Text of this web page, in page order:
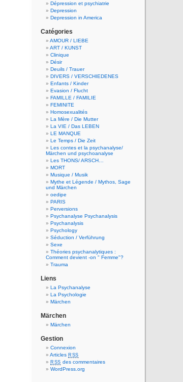
Dépression et psychiatrie
Depression
Depression in America
Catégories
AMOUR / LIEBE
ART / KUNST
Clinique
Désir
Deuils / Trauer
DIVERS / VERSCHIEDENES
Enfants / Kinder
Evasion / Flucht
FAMILLE / FAMILIE
FEMINITE
Homosexualités
La Mère / Die Mutter
La VIE / Das LEBEN
LE MANQUE
Le Temps / Die Zeit
Les contes et la psychanalyse/
Märchen und psychoanalyse
Les THONS/ ARSCH…
MORT
Musique / Musik
Mythe et Légende / Mythos, Sage
und Märchen
oedipe
PARIS
Perversions
Psychanalyse Psychanalysis
Psychanalysis
Psychology
Séduction / Verführung
Sexe
Théories psychanalytiques :
Comment devient -on " Femme"?
Trauma
Liens
La Psychanalyse
La Psychologie
Märchen
Märchen
Märchen
Gestion
Connexion
Articles RSS
RSS des commentaires
WordPress.org